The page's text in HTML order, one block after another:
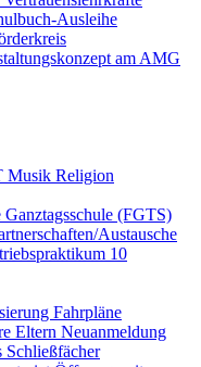
Ausleihe
am AMG
Musik Religion
(FGTS)
Austausche
10
Fahrpläne
Eltern Neuanmeldung
Schließfächer